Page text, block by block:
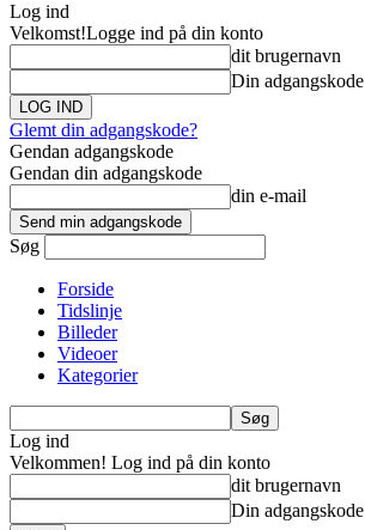
Log ind
Velkomst!Logge ind på din konto
dit brugernavn
Din adgangskode
Glemt din adgangskode?
Gendan adgangskode
Gendan din adgangskode
din e-mail
Søg
Forside
Tidslinje
Billeder
Videoer
Kategorier
Log ind
Velkommen! Log ind på din konto
dit brugernavn
Din adgangskode